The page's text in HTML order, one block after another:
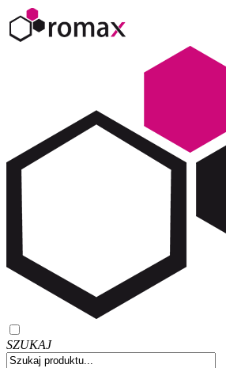
SZUKAJ